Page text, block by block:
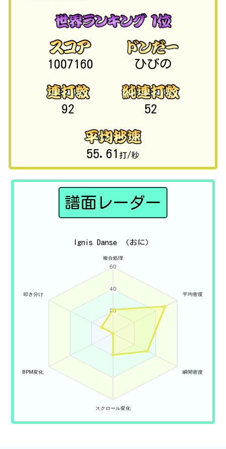
1007160 ひびの
92 52
55.61 打/秒
譜面レーダー